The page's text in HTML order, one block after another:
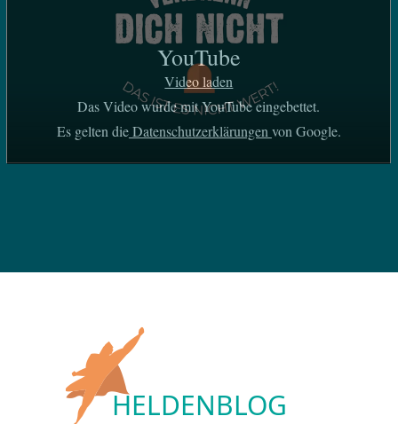
YouTube
Video laden
Das Video wurde mit YouTube eingebettet.
Es gelten dieDatenschutzerklärungen von Google.
HELDENBLOG